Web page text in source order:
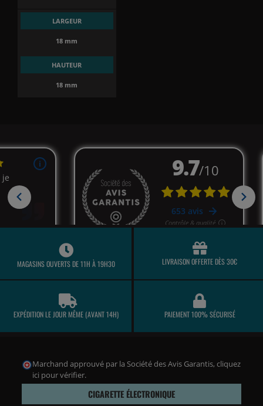
LARGEUR
18 mm
HAUTEUR
18 mm
MAGASINS OUVERTS DE 11H À 19H30 LIVRAISON OFFERTE DÈS 30€
EXPÉDITION LE JOUR MÊME (AVANT 14H) PAIEMENT 100% SÉCURISÉ
Marchand approuvé par la Société des Avis Garantis, cliquez
ici pour vérifier.
CIGARETTE ÉLECTRONIQUE